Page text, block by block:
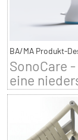
BA/MA Produkt-
SonoCare
eine